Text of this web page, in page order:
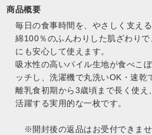
商品概要
毎日の食事時間を、やさしく支え
綿100％のふんわりした肌ざわり
にも安心して使えます。
吸水性の高いパイル生地が食べこ
ッチし、洗濯機で丸洗いOK・速乾
離乳食初期から3歳頃まで長く使え
活躍する実用的な一枚です。
※開封後の返品はお受付できませ